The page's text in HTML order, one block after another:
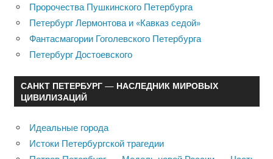
Пророчества Пушкинского Петербурга
Петербург Лермонтова и «Кавказ седой»
Фантасмагории Гоголевского Петербурга
Петербург Достоевского
САНКТ ПЕТЕРБУРГ — НАСЛЕДНИК МИРОВЫХ
ЦИВИЛИЗАЦИЙ
Идеальные города
Истоки Петербургской трагедии